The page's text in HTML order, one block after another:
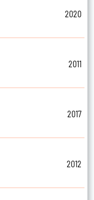
2020
2011
2017
2012